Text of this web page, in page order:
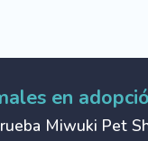
en
Miwuki Pet